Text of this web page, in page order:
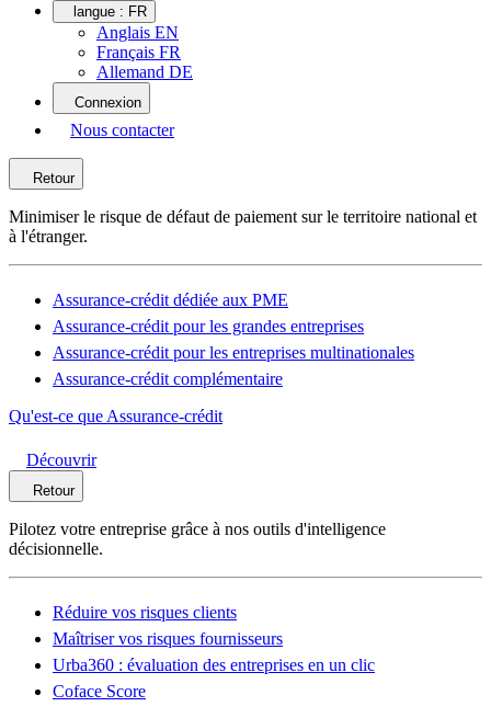
langue : FR
Anglais EN
Français FR
Allemand DE
Connexion
Nous contacter
Retour
Minimiser le risque de défaut de paiement sur le territoire national et
à l'étranger.
Assurance-crédit dédiée aux PME
Assurance-crédit pour les grandes entreprises
Assurance-crédit pour les entreprises multinationales
Assurance-crédit complémentaire
Qu'est-ce que Assurance-crédit
Découvrir
Retour
Pilotez votre entreprise grâce à nos outils d'intelligence
décisionnelle.
Réduire vos risques clients
Maîtriser vos risques fournisseurs
Urba360 : évaluation des entreprises en un clic
Coface Score